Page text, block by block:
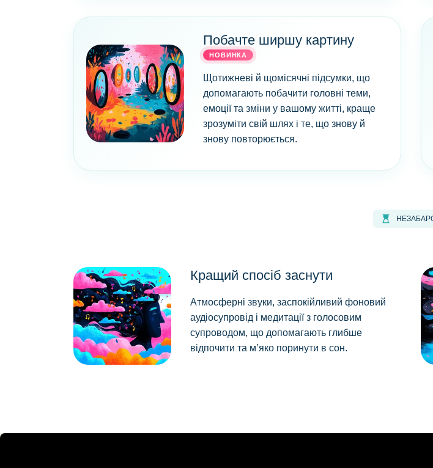
Побачте ширшу картину
НОВИНКА
Щотижневі й щомісячні підсумки, що
допомагають побачити головні теми,
емоції та зміни у вашому житті, краще
зрозуміти свій шлях і те, що знову й
знову повторюється.
hourglass_top
Кращий спосіб заснути
Атмосферні звуки, заспокійливий фоновий
аудіосупровід і медитації з голосовим
супроводом, що допомагають глибше
відпочити та м’яко поринути в сон.